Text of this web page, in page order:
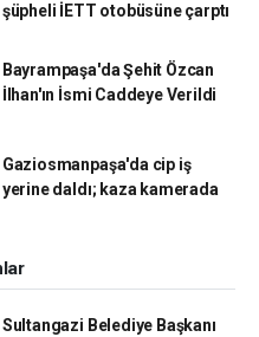
şüpheli İETT otobüsüne çarptı
Bayrampaşa'da Şehit Özcan
İlhan'ın İsmi Caddeye Verildi
Gaziosmanpaşa'da cip iş
yerine daldı; kaza kamerada
Sultangazi Belediye Başkanı